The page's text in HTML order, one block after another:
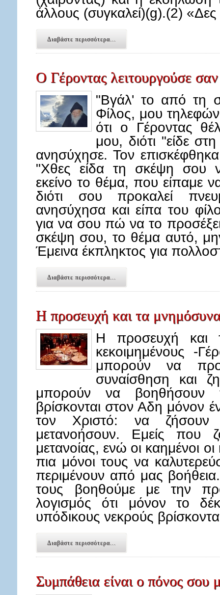
άλλους (συγκαλεί)(g).(2)
Διαβάστε περισσότερα...
Ο Γέροντας λειτουργούσε
"Βγάλ' το από τη
Φίλος, μου
ότι ο Γέροντας
μου, διότι "είδε
ανησύχησε. Τον
"Χθες είδα τη σκέψη σου
εκείνο το θέμα, που είπαμε
διότι σου προκαλεί
ανησύχησα και είπα του
για να σου πώ να το
σκέψη σου, το θέμα αυτό,
Έμεινα έκπληκτος για
Διαβάστε περισσότερα...
Η προσευχή και τα
Η προσευχή και
κεκοιμημένους -
μπορούν να
συναίσθηση και
μπορούν να βοηθήσουν
βρίσκονται στον Αδη μόνον
τον Χριστό: να
μετανοήσουν. Εμείς που
μετανοίας, ενώ οι καημένοι
πια μόνοι τους να
περιμένουν από μας
τους βοηθούμε με την
λογισμός ότι μόνον το
υπόδικους νεκρούς
Διαβάστε περισσότερα...
Συμπάθεια είναι ο πόνος σου